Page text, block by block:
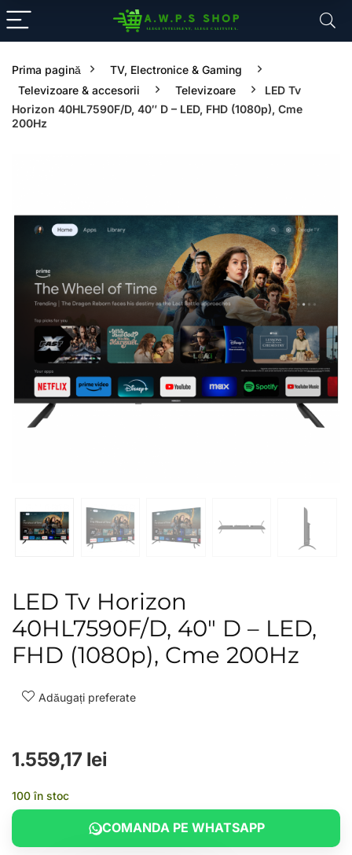
Prima pagină
TV, Electronice & Gaming
Televizoare & accesorii
Televizoare
LED Tv
Horizon 40HL7590F/D, 40″ D – LED, FHD (1080p), Cme
200Hz
LED Tv Horizon
40HL7590F/D, 40″ D – LED,
FHD (1080p), Cme 200Hz
Adăugați preferate
1.559,17 lei
100 în stoc
COMANDA PE WHATSAPP